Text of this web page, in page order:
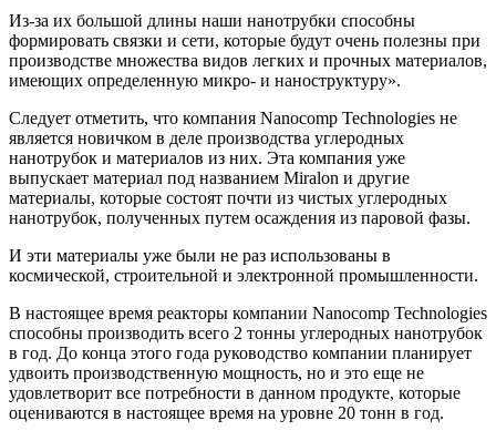
Из-за их большой длины наши нанотрубки способны
формировать связки и сети, которые будут очень полезны при
производстве множества видов легких и прочных материалов,
имеющих определенную микро- и наноструктуру».
Следует отметить, что компания Nanocomp Technologies не
является новичком в деле производства углеродных
нанотрубок и материалов из них. Эта компания уже
выпускает материал под названием Miralon и другие
материалы, которые состоят почти из чистых углеродных
нанотрубок, полученных путем осаждения из паровой фазы.
И эти материалы уже были не раз использованы в
космической, строительной и электронной промышленности.
В настоящее время реакторы компании Nanocomp Technologies
способны производить всего 2 тонны углеродных нанотрубок
в год. До конца этого года руководство компании планирует
удвоить производственную мощность, но и это еще не
удовлетворит все потребности в данном продукте, которые
оцениваются в настоящее время на уровне 20 тонн в год.